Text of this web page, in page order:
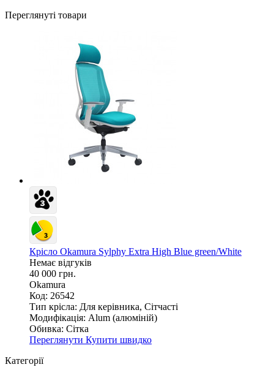
Переглянуті товари
Крісло Okamura Sylphy Extra High Blue green/White
Немає відгуків
40 000 грн.
Okamura
Код: 26542
Тип крісла: Для керівника, Сітчасті
Модифікація: Alum (алюміній)
Обивка: Сітка
Переглянути Купити швидко
Категорії